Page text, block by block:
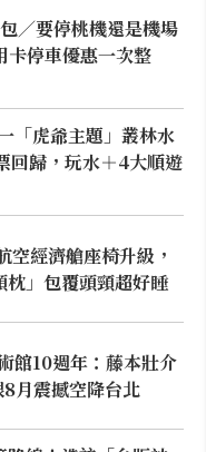
／要停桃機還是機場
卡停車優惠一次整
「虎爺主題」叢林水
回歸，玩水＋4大順遊
空經濟艙座椅升級，
」包覆頭頸超好睡
館10週年：藤本壯介
月震撼空降台北